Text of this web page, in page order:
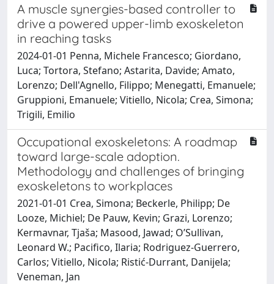
A muscle synergies-based controller to
drive a powered upper-limb exoskeleton
in reaching tasks
2024-01-01 Penna, Michele Francesco; Giordano,
Luca; Tortora, Stefano; Astarita, Davide; Amato,
Lorenzo; Dell'Agnello, Filippo; Menegatti, Emanuele;
Gruppioni, Emanuele; Vitiello, Nicola; Crea, Simona;
Trigili, Emilio
Occupational exoskeletons: A roadmap
toward large-scale adoption.
Methodology and challenges of bringing
exoskeletons to workplaces
2021-01-01 Crea, Simona; Beckerle, Philipp; De
Looze, Michiel; De Pauw, Kevin; Grazi, Lorenzo;
Kermavnar, Tjaša; Masood, Jawad; O’Sullivan,
Leonard W.; Pacifico, Ilaria; Rodriguez-Guerrero,
Carlos; Vitiello, Nicola; Ristić-Durrant, Danijela;
Veneman, Jan